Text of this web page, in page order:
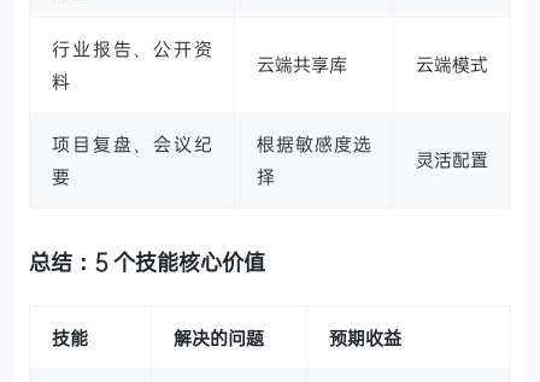
行业报告、公开资
料
云端共享库 云端模式
项目复盘、会议纪
要
根据敏感度选
择
灵活配置
总结：5 个技能核心价值
技能 解决的问题 预期收益